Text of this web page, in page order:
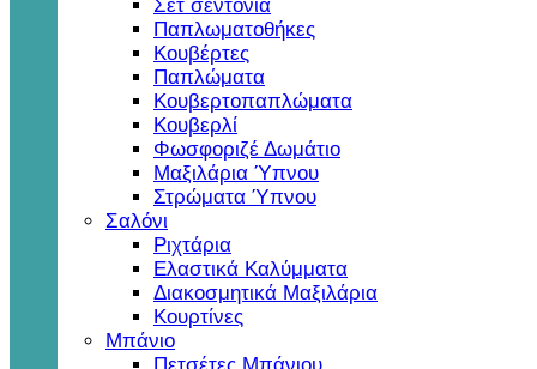
Σετ σεντόνια
Παπλωματοθήκες
Κουβέρτες
Παπλώματα
Κουβερτοπαπλώματα
Κουβερλί
Φωσφοριζέ Δωμάτιο
Μαξιλάρια Ύπνου
Στρώματα Ύπνου
Σαλόνι
Ριχτάρια
Ελαστικά Καλύμματα
Διακοσμητικά Μαξιλάρια
Κουρτίνες
Μπάνιο